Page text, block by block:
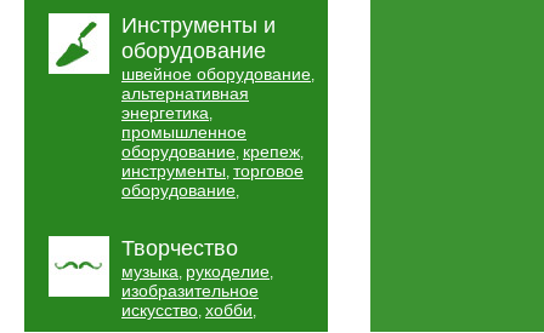
Инструменты и
оборудование
швейное оборудование,
альтернативная
энергетика,
промышленное
оборудование, крепеж,
инструменты, торговое
оборудование,
Творчество
музыка, рукоделие,
изобразительное
искусство, хобби,